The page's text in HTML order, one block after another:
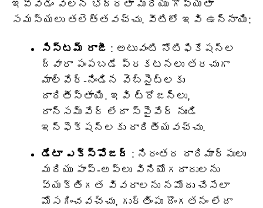
ఇవ్వడం వలన భద్రతా మరియు గోప్యతా
సమస్యలు తలెత్తవచ్చు. వీటిలో ఇవి ఉన్నాయి:
సిస్టమ్ రాజీ : అటువంటి నోటిఫికేషన్ల
ద్వారా పంపబడే ప్రకటనలు తరచుగా
మాల్వేర్-నిండిన వెబ్‌సైట్‌లకు
దారితీస్తాయి. ఇవి ట్రోజన్లు,
రాన్సమ్‌వేర్ లేదా స్పైవేర్ నుండి
ఇన్‌ఫెక్షన్లకు దారితీయవచ్చు.
డేటా ఎక్స్‌పోజర్ : నిరంతర దారిమార్పులు
మరియు పాప్-అప్‌లు వినియోగదారులను
వ్యక్తిగత వివరాలను నమోదు చేసేలా
మోసగించవచ్చు, గుర్తింపు దొంగతనం లేదా